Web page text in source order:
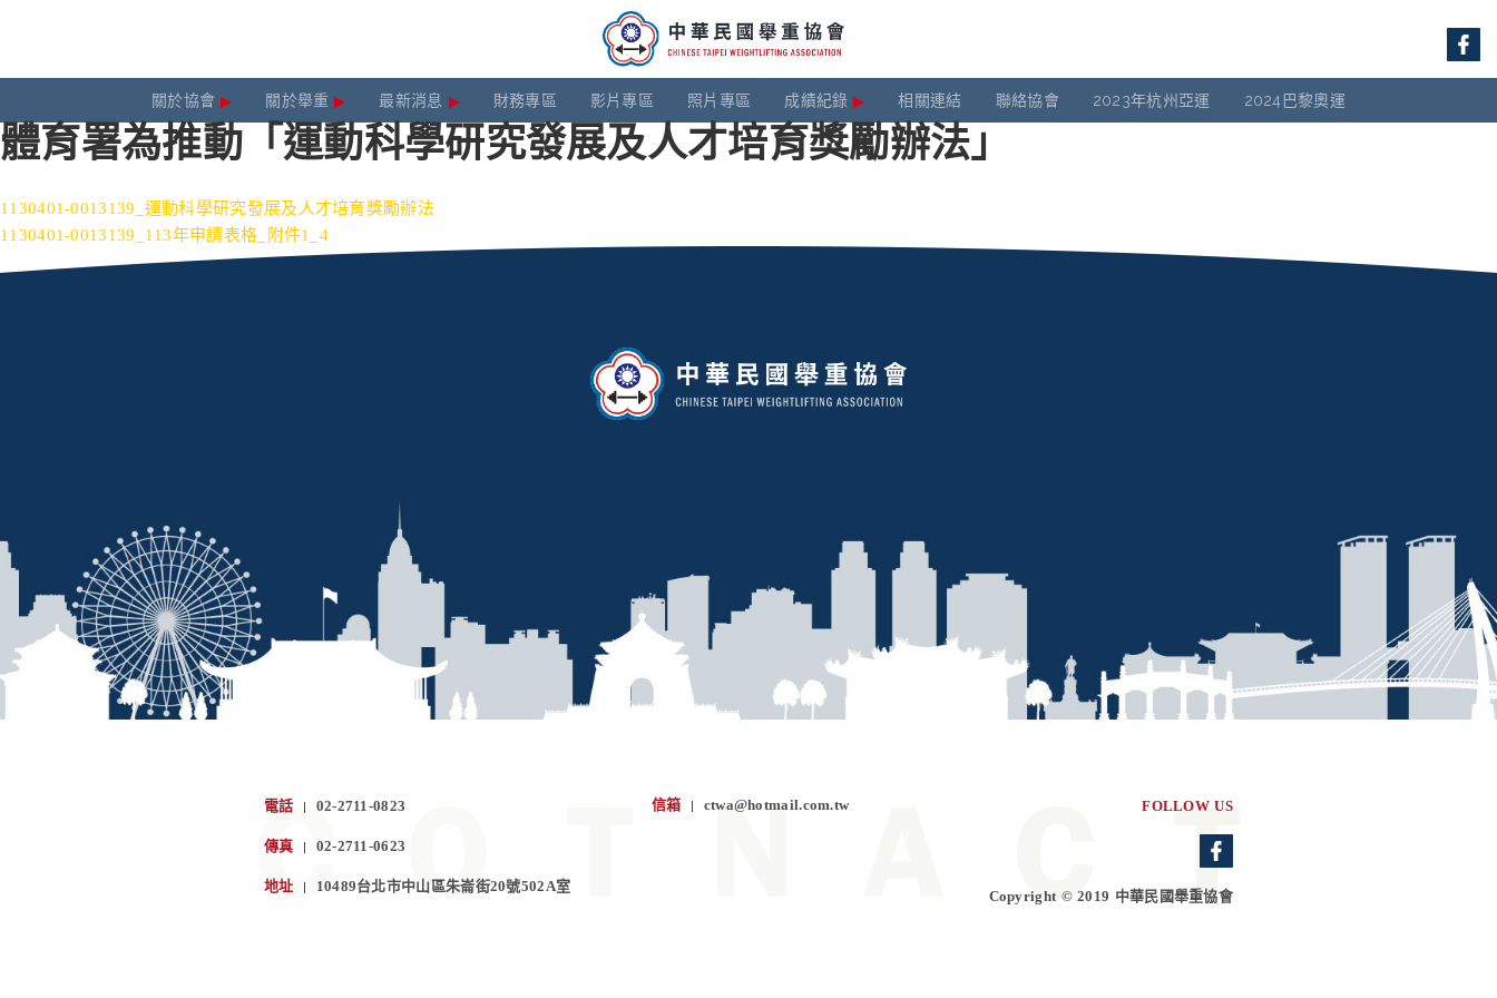
關於協會 關於舉重 最新消息 財務專區 影片專區 照片專區 成績紀錄 相關連結 聯絡協會 2023年杭州亞運 2024巴黎奧運
體育署為推動「運動科學研究發展及人才培育獎勵辦法」
1130401-0013139_運動科學研究發展及人才培育獎勵辦法
1130401-0013139_113年申請表格_附件1_4
電話 02-2711-0823
傳真 02-2711-0623
地址 10489台北市中山區朱崙街20號502A室
信箱 ctwa@hotmail.com.tw FOLLOW US
Copyright © 2019 中華民國舉重協會